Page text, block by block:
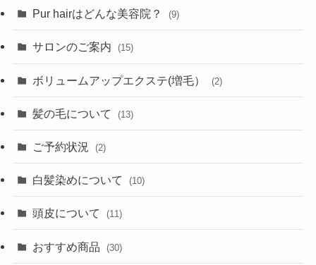
Pur hairはどんな美容院？ (9)
サロンのご案内 (15)
ボリュームアップエクステ(増毛） (2)
髪の毛について (13)
ご予約状況 (2)
白髪染めについて (10)
頭皮について (11)
おすすめ商品 (30)